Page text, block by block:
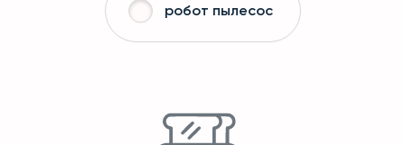
робот пылесос